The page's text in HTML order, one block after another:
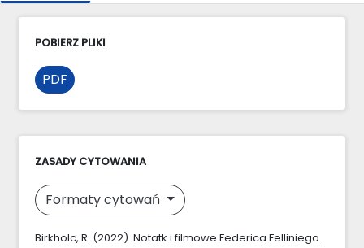
POBIERZ PLIKI
PDF
ZASADY CYTOWANIA
Formaty cytowań
Birkholc, R. (2022). Notatk i filmowe Federica Felliniego.